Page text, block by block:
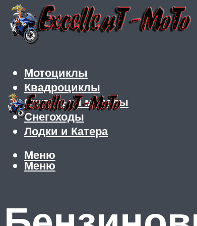
Мотоциклы
Квадроциклы
Скутеры и мопеды
Снегоходы
Лодки и Катера
Меню
Меню